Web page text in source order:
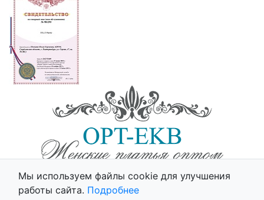
Политика использования cookie
Мы используем файлы cookie для улучшения
работы сайта. Подробнее